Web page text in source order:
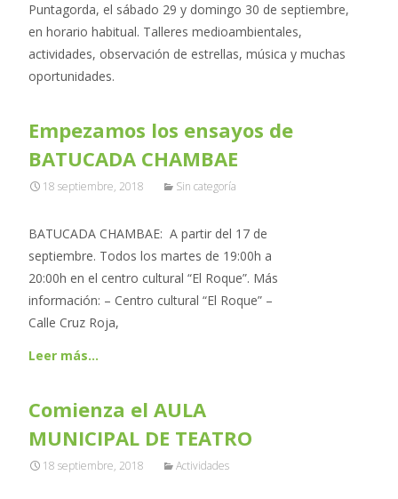
Puntagorda, el sábado 29 y domingo 30 de septiembre,
en horario habitual. Talleres medioambientales,
actividades, observación de estrellas, música y muchas
oportunidades.
Empezamos los ensayos de
BATUCADA CHAMBAE
18 septiembre, 2018 Sin categoría
BATUCADA CHAMBAE: A partir del 17 de
septiembre. Todos los martes de 19:00h a
20:00h en el centro cultural “El Roque”. Más
información: – Centro cultural “El Roque” –
Calle Cruz Roja,
Leer más…
Comienza el AULA
MUNICIPAL DE TEATRO
18 septiembre, 2018 Actividades